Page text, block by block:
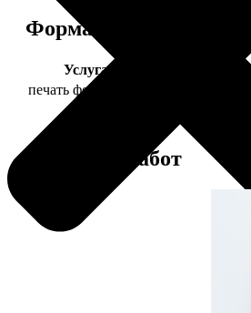
Форматы и цены
Услуга
печать фото 13х18
Примеры работ